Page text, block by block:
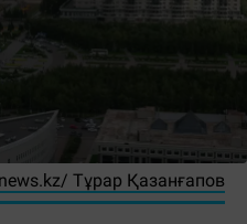
Тұрар Қазанғапов